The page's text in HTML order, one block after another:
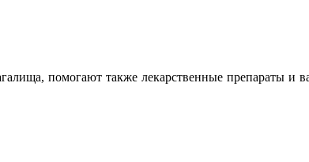
помогают также лекарственные препараты и